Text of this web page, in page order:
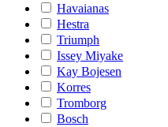
Havaianas
Hestra
Triumph
Issey Miyake
Kay Bojesen
Korres
Tromborg
Bosch